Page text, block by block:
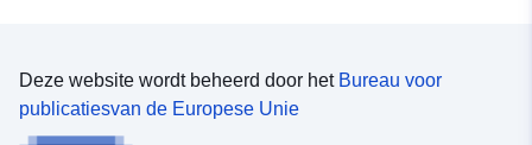
Deze website wordt beheerd door het Bureau voor
publicatiesvan de Europese Unie